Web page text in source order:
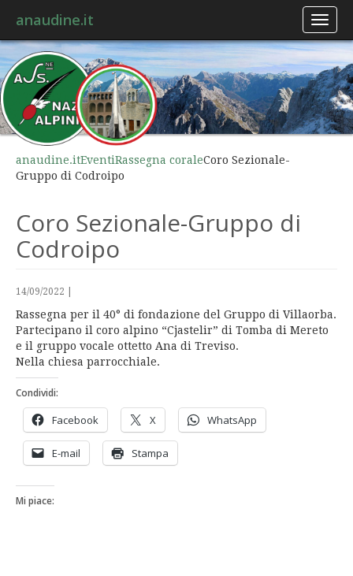
anaudine.it
anaudine.itEventiRassegna coraleCoro Sezionale-
Gruppo di Codroipo
Coro Sezionale-Gruppo di
Codroipo
14/09/2022
Rassegna per il 40° di fondazione del Gruppo di Villaorba.
Partecipano il coro alpino “Cjastelir” di Tomba di Mereto
e il gruppo vocale ottetto Ana di Treviso.
Nella chiesa parrocchiale.
Condividi:
Facebook X WhatsApp
E-mail Stampa
Mi piace: